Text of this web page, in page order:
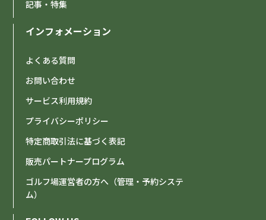
記事・特集
インフォメーション
よくある質問
お問い合わせ
サービス利用規約
プライバシーポリシー
特定商取引法に基づく表記
販売パートナープログラム
ゴルフ場運営者の方へ（管理・予約システ
ム）